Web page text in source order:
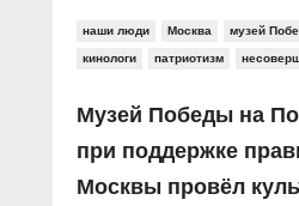
наши люди Москва музей
кинологи патриотизм
Музей Победы на
при поддержке
Москвы провёл